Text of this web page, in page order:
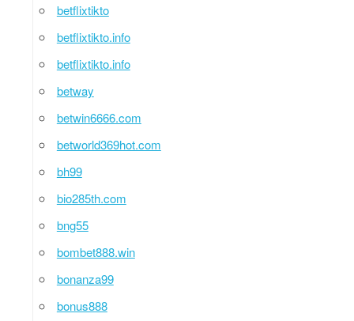
betflixtikto
betflixtikto.info
betflixtikto.info
betway
betwin6666.com
betworld369hot.com
bh99
bio285th.com
bng55
bombet888.win
bonanza99
bonus888